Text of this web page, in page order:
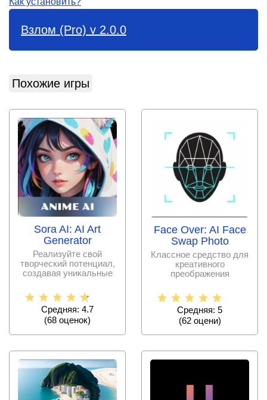
Взлом (Pro) v 2.0.0
Похожие игры
Sora AI: AI Art
Generator
Реализуйте свой
творческий потенциал,
создавая уникальные
искусства
Средняя: 4.7
(68 оценок)
Face Over: AI Face
Swap Photo
Классное средство для
креативного
преображения
мобильных
устройствах,
Средняя: 5
(62оцени)